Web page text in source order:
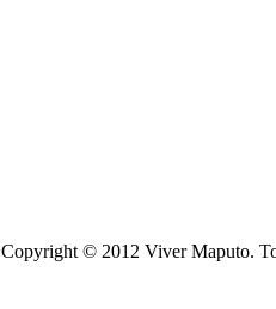
Copyright © 2012 Viver Maputo.